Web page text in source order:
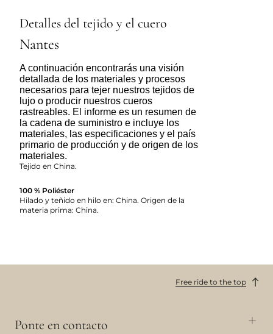
Detalles del tejido y el cuero
Nantes
A continuación encontrarás una visión
detallada de los materiales y procesos
necesarios para tejer nuestros tejidos de
lujo o producir nuestros cueros
rastreables. El informe es un resumen de
la cadena de suministro e incluye los
materiales, las especificaciones y el país
primario de producción y de origen de los
materiales.
Tejido en China.
100 % Poliéster
Hilado y teñido en hilo en: China. Origen de la
materia prima: China.
Free ride to the top
Ponte en contacto